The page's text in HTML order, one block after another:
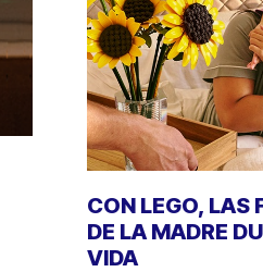
CON LEGO, LAS
DE LA MADRE
VIDA